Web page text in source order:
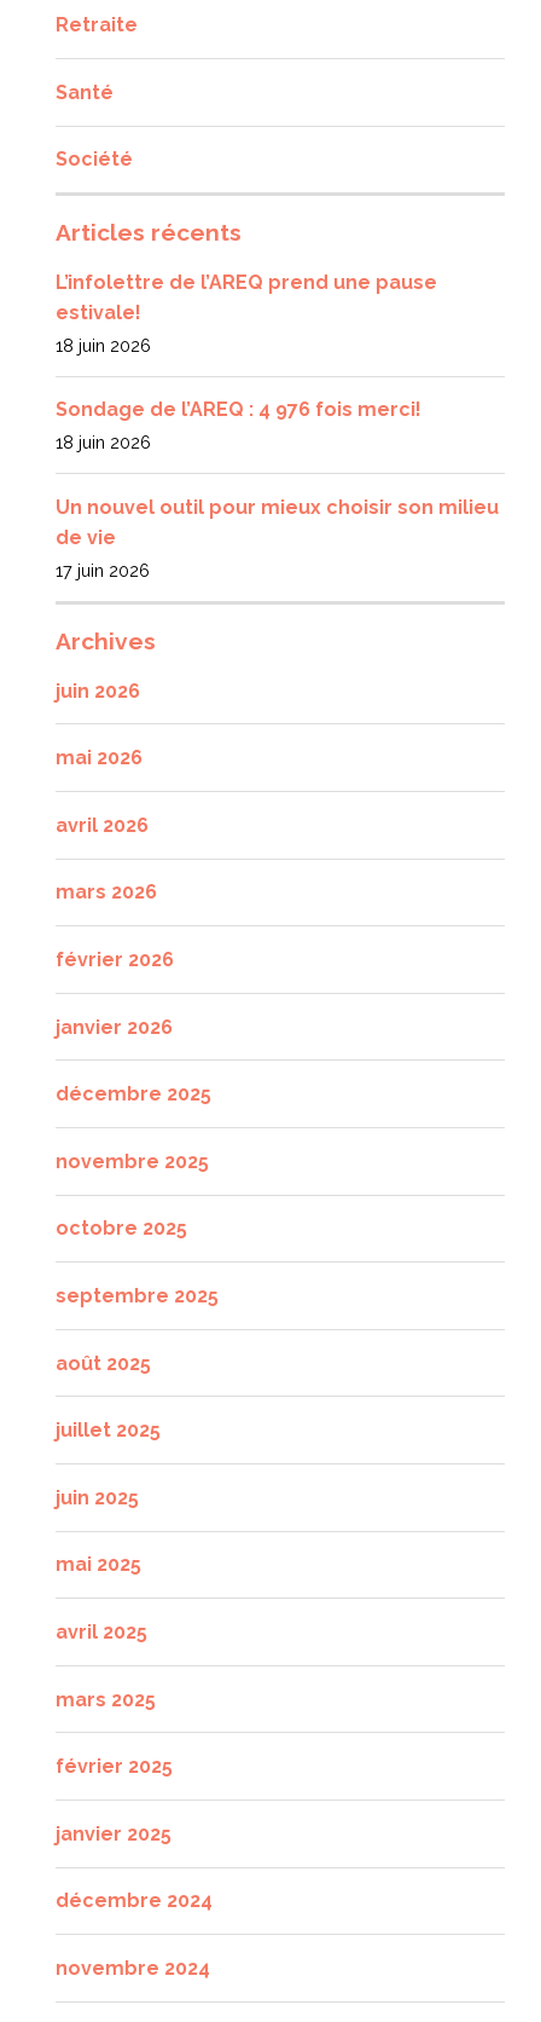
Retraite
Santé
Société
Articles récents
L’infolettre de l’AREQ prend une pause
estivale!
18 juin 2026
Sondage de l’AREQ : 4 976 fois merci!
18 juin 2026
Un nouvel outil pour mieux choisir son milieu
de vie
17 juin 2026
Archives
juin 2026
mai 2026
avril 2026
mars 2026
février 2026
janvier 2026
décembre 2025
novembre 2025
octobre 2025
septembre 2025
août 2025
juillet 2025
juin 2025
mai 2025
avril 2025
mars 2025
février 2025
janvier 2025
décembre 2024
novembre 2024